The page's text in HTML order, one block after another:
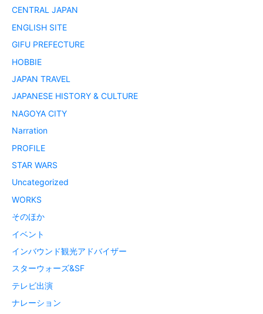
CENTRAL JAPAN
ENGLISH SITE
GIFU PREFECTURE
HOBBIE
JAPAN TRAVEL
JAPANESE HISTORY & CULTURE
NAGOYA CITY
Narration
PROFILE
STAR WARS
Uncategorized
WORKS
そのほか
イベント
インバウンド観光アドバイザー
スターウォーズ&SF
テレビ出演
ナレーション